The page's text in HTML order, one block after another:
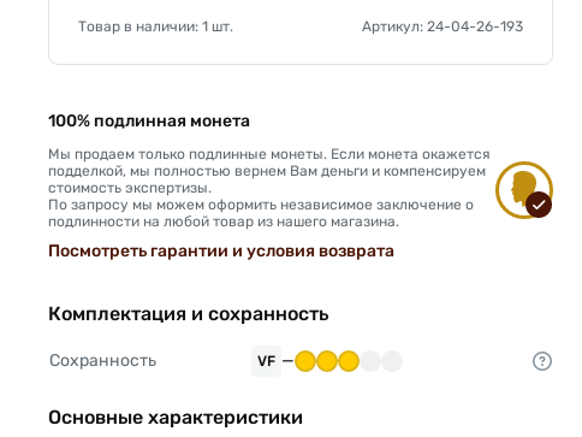
Товар в наличии: 1 шт. Артикул: 24-04-26-193
100% подлинная монета
Мы продаем только подлинные монеты. Если монета окажется
подделкой, мы полностью вернем Вам деньги и компенсируем
стоимость экспертизы.
По запросу мы можем оформить независимое заключение о
подлинности на любой товар из нашего магазина.
Посмотреть гарантии и условия возврата
Комплектация и сохранность
Сохранность VF —
Основные характеристики